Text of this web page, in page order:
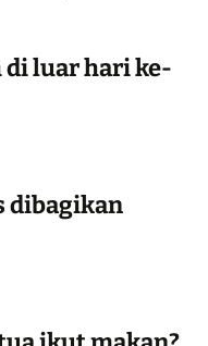
di luar hari ke-
dibagikan